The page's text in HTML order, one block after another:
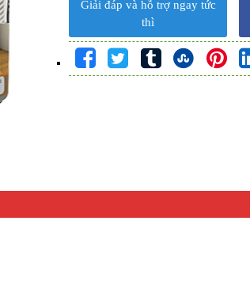
Giải đáp và hỗ trợ ngay tức
thì